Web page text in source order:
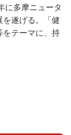
に多摩ニュータ
を遂げる。「健
をテーマに、持